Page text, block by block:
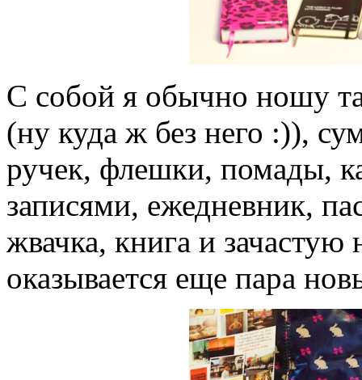
С собой я обычно ношу
(ну куда ж без него :)),
ручек, флешки, помады,
записями, ежедневник,
жвачка, книга и
оказывается еще пара